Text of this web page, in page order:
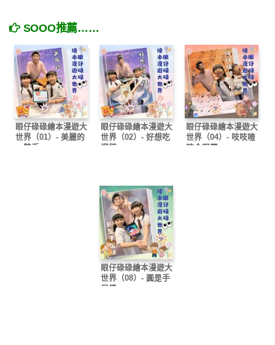
SOOO推薦……
眼仔碌碌繪本漫遊大
世界（01）- 美麗的
一雙手
眼仔碌碌繪本漫遊大
世界（02）- 好想吃
榴槤
眼仔碌碌繪本漫遊大
世界（04）- 吱吱喳
喳合唱團
眼仔碌碌繪本漫遊大
世界（08）- 圓是手
足情